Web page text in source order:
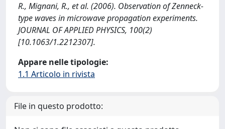
R., Mignani, R., et al. (2006). Observation of Zenneck-
type waves in microwave propagation experiments.
JOURNAL OF APPLIED PHYSICS, 100(2)
[10.1063/1.2212307].
Appare nelle tipologie:
1.1 Articolo in rivista
File in questo prodotto: